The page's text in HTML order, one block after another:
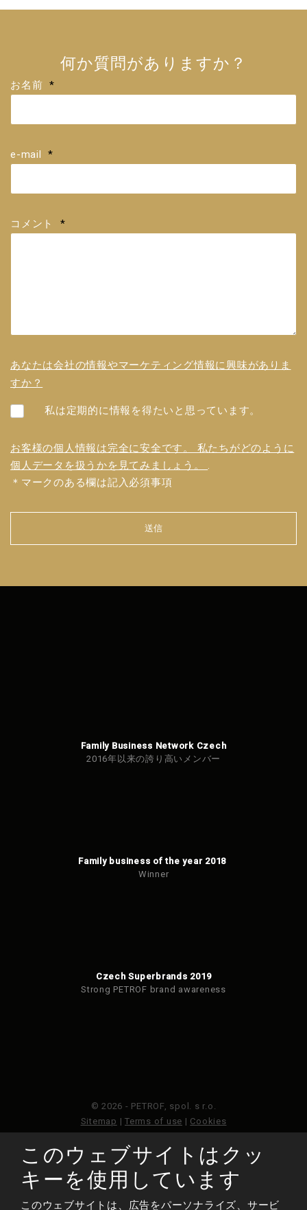
何か質問がありますか？
お名前 *
e-mail *
コメント *
あなたは会社の情報やマーケティング情報に興味がありま
すか？
私は定期的に情報を得たいと思っています。
お客様の個人情報は完全に安全です。 私たちがどのように
個人データを扱うかを見てみましょう。 .
＊マークのある欄は記入必須事項
送信
を送
Family Business Network Czech
2016年以来の誇り高いメンバー
Family business of the year 2018
Winner
Czech Superbrands 2019
Strong PETROF brand awareness
© 2026 - PETROF, spol. s r.o.
Sitemap | Terms of use | Cookies
このウェブサイトはGoogleReCAPTCHAによって保護さ
れており、Googleのプライバシーポリシーと利用規約が
適用されます。
このウェブサイトはクッ
キーを使用しています
このウェブサイトは、広告をパーソナライズ、サービ